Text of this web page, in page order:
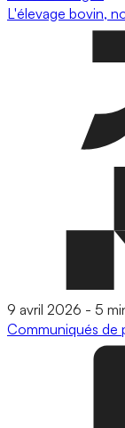
L'élevage bovin,
9 avril 2026 - 5
Communiqués de